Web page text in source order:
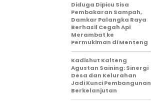
Diduga Dipicu Sisa
Pembakaran Sampah,
Damkar Palangka Raya
Berhasil Cegah Api
Merambat ke
Permukiman di Menteng
Kadishut Kalteng
Agustan Saining: Sinergi
Desa dan Kelurahan
Jadi Kunci Pembangunan
Berkelanjutan